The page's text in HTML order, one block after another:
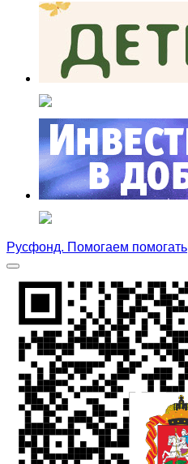
Русфонд. Помогаем помогать